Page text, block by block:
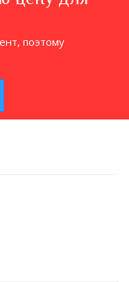
поэтому